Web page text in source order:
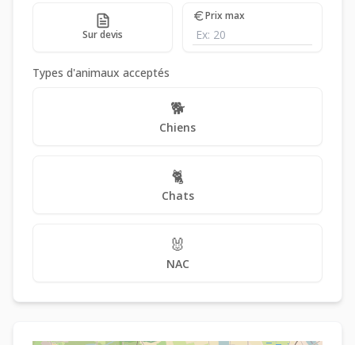
Sur devis
Prix max
Types d'animaux acceptés
🐕
Chiens
🐈
Chats
🐰
NAC